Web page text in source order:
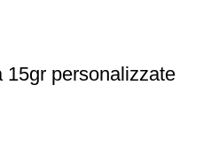
15gr personalizzate